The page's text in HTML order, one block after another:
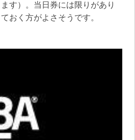
す）。当日券には限りがあり
ておく方がよさそうです。